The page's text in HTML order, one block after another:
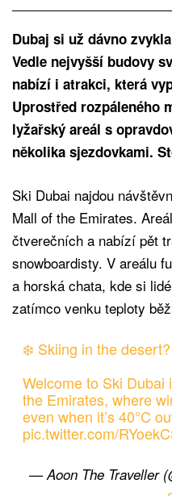
Dubaj si už dávno
Vedle nejvyšší budovy
nabízí i atrakci, která
Uprostřed rozpáleného
lyžařský areál s
několika sjezdovkami.
Ski Dubai najdou
Mall of the Emirates.
čtverečních a nabízí pět
snowboardisty. V areálu
a horská chata, kde si
zatímco venku teploty
❄️ Skiing in the
Welcome to Ski Dubai
the Emirates, where
even when it’s 40°C
pic.twitter.com/
— Aoon The Traveller